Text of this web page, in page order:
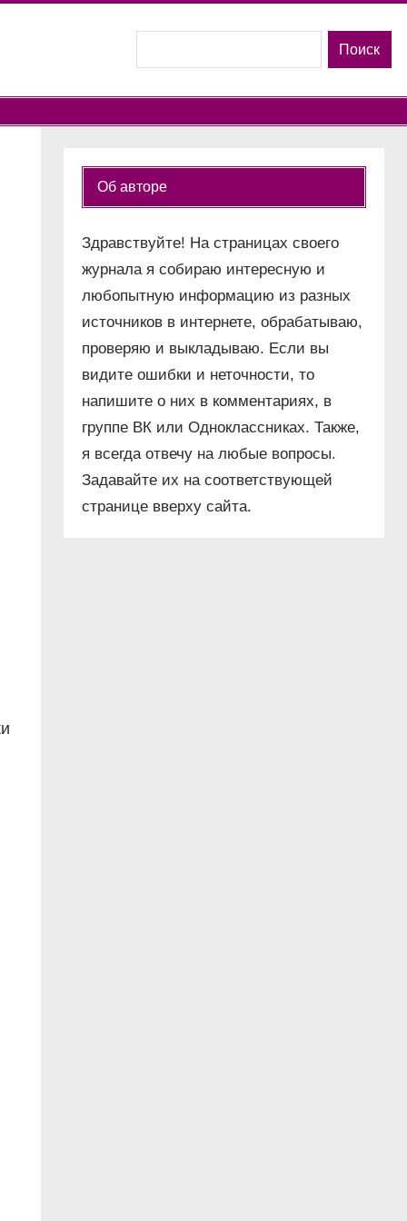
Поиск
Об авторе
Здравствуйте! На страницах своего
журнала я собираю интересную и
любопытную информацию из разных
источников в интернете, обрабатываю,
проверяю и выкладываю. Если вы
видите ошибки и неточности, то
напишите о них в комментариях, в
группе ВК или Одноклассниках. Также,
я всегда отвечу на любые вопросы.
Задавайте их на соответствующей
странице вверху сайта.